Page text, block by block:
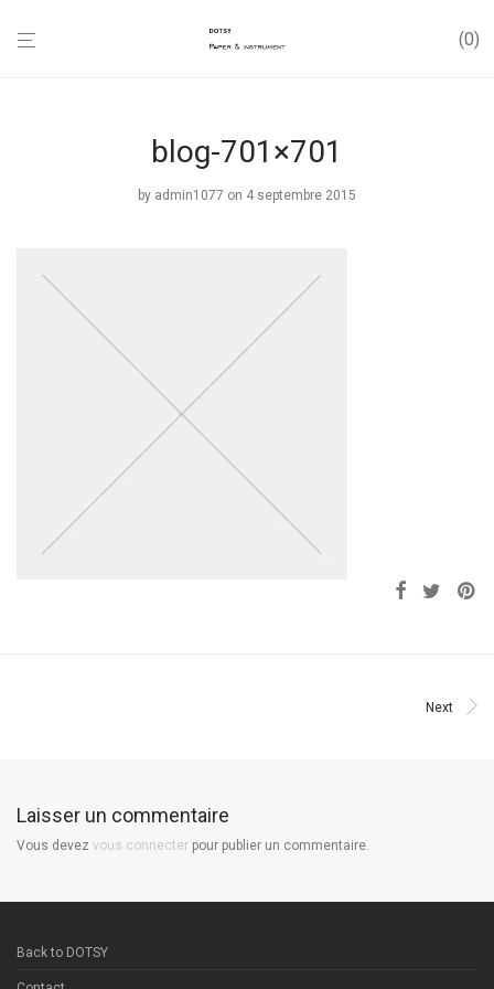
0
blog-701×701
by admin1077 on 4 septembre 2015
Next
Laisser un commentaire
Vous devez vous connecter pour publier un commentaire.
Back to DOTSY